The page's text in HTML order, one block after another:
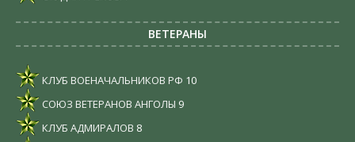
ВЕТЕРАНЫ
КЛУБ ВОЕНАЧАЛЬНИКОВ РФ 10
СОЮЗ ВЕТЕРАНОВ АНГОЛЫ 9
КЛУБ АДМИРАЛОВ 8